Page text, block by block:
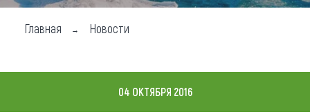
Где остановиться
Карта
Главная Новости
04 ОКТЯБРЯ 2016